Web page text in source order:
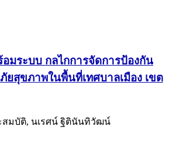
มระบบ กลไกการจัดการป้องกัน
ยสุขภาพในพื้นที่เทศบาลเมือง เขต
สมบัติ, นเรศน์ ฐิตินันทิวัฒน์